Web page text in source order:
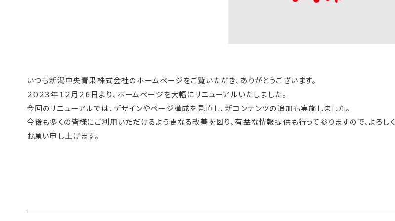
いつも新潟中央青果株式会社のホームページをご覧いただき、ありがとうございます。
２０２３年１２月２６日より、ホームページを大幅にリニューアルいたしました。
今回のリニューアルでは、デザインやページ構成を見直し、新コンテンツの追加も実施しました。
今後も多くの皆様にご利用いただけるよう更なる改善を図り、有益な情報提供も行って参りますので、よろしく
お願い申し上げます。